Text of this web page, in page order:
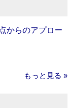
からのアプロー
もっと見る »